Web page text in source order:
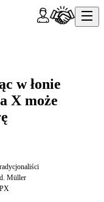
w łonie
X może
Müller